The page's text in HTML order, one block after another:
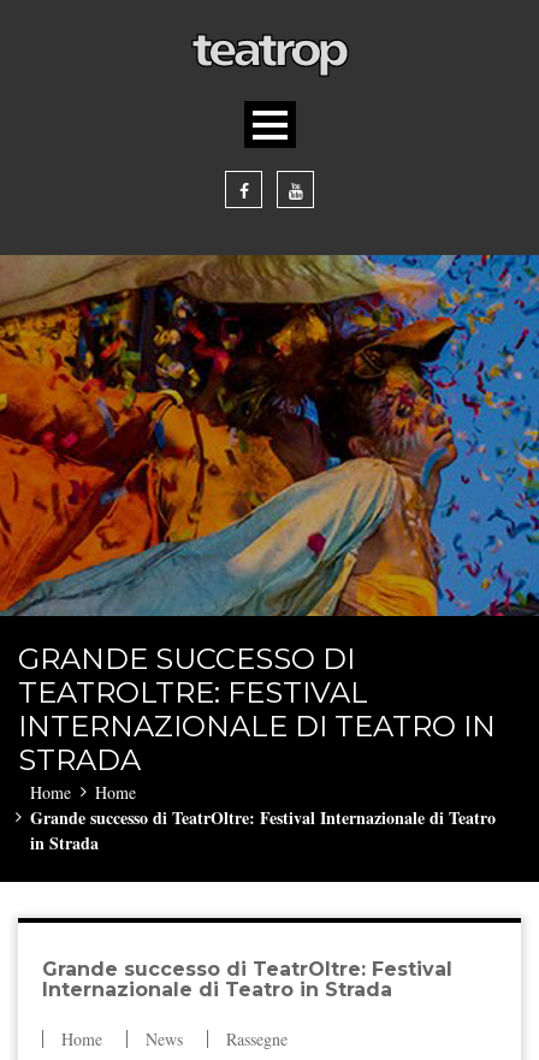
GRANDE SUCCESSO DI
TEATROLTRE: FESTIVAL
INTERNAZIONALE DI TEATRO IN
STRADA
Home Home
Grande successo di TeatrOltre: Festival Internazionale di Teatro
in Strada
Grande successo di TeatrOltre: Festival
Internazionale di Teatro in Strada
Home News Rassegne